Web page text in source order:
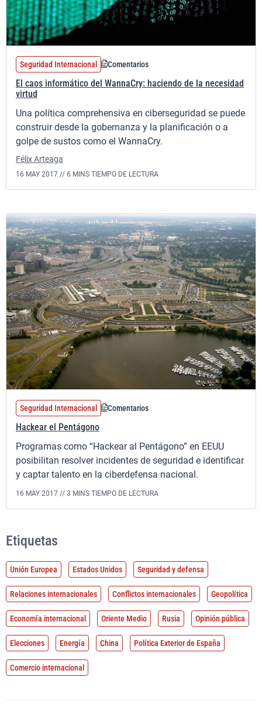
Seguridad Internacional Comentarios
El caos informático del WannaCry: haciendo de la necesidad
virtud
Una política comprehensiva en ciberseguridad se puede
construir desde la gobernanza y la planificación o a
golpe de sustos como el WannaCry.
Félix Arteaga
16 MAY 2017 // 6 MINS TIEMPO DE LECTURA
Seguridad Internacional Comentarios
Hackear el Pentágono
Programas como “Hackear al Pentágono” en EEUU
posibilitan resolver incidentes de seguridad e identificar
y captar talento en la ciberdefensa nacional.
16 MAY 2017 // 3 MINS TIEMPO DE LECTURA
Etiquetas
Unión Europea Estados Unidos Seguridad y defensa
Relaciones internacionales Conflictos internacionales Geopolítica
Economía internacional Oriente Medio Rusia Opinión pública
Elecciones Energía China Política Exterior de España
Comercio internacional